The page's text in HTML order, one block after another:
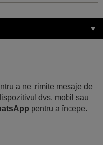
a ne trimite mesaje de
dvs. mobil sau
pentru a începe.